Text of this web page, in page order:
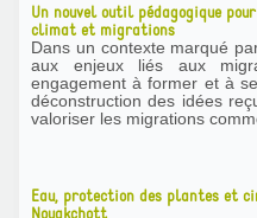
Un nouvel outil pédagogique
climat et migrations
Dans un contexte marqué
aux enjeux liés aux
engagement à former et à
déconstruction des idées
valoriser les migrations
Eau, protection des plantes et